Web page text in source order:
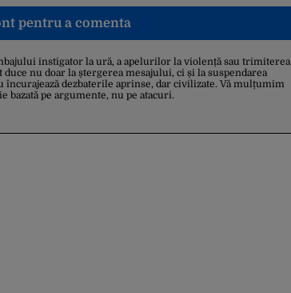
pentru a comenta
instigator la ură, a apelurilor la violență sau trimiterea
nu doar la ștergerea mesajului, ci și la suspendarea
dezbaterile aprinse, dar civilizate. Vă mulțumim
pe argumente, nu pe atacuri.